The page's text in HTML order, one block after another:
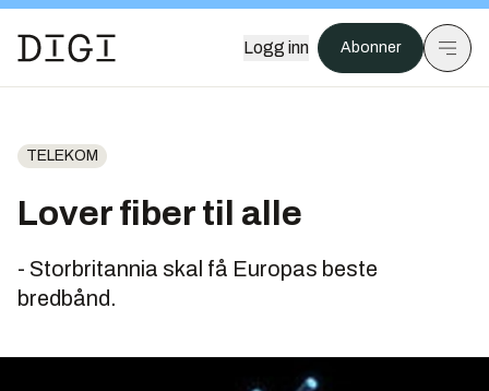
Logg inn Abonner
TELEKOM
Lover fiber til alle
- Storbritannia skal få Europas beste
bredbånd.